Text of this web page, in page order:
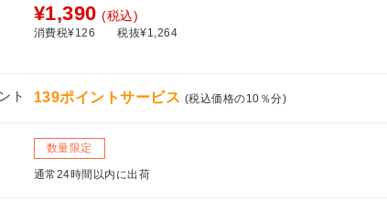
¥1,390 (税込)
消費税¥126 税抜¥1,264
ト 139ポイントサービス (税込価格の10％分)
数量限定
通常24時間以内に出荷